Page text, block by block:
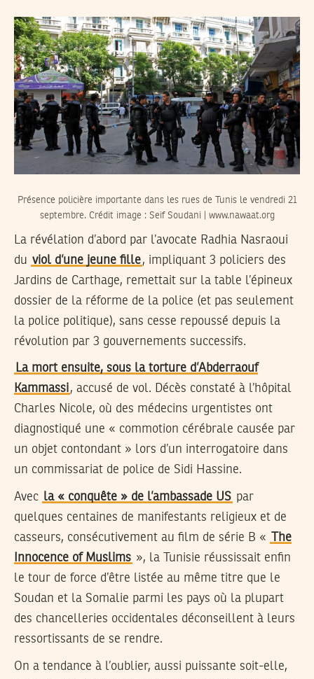
Présence policière importante dans les rues de Tunis le vendredi 21
septembre. Crédit image : Seif Soudani | www.nawaat.org
La révélation d’abord par l’avocate Radhia Nasraoui
du viol d’une jeune fille, impliquant 3 policiers des
Jardins de Carthage, remettait sur la table l’épineux
dossier de la réforme de la police (et pas seulement
la police politique), sans cesse repoussé depuis la
révolution par 3 gouvernements successifs.
La mort ensuite, sous la torture d’Abderraouf
Kammassi, accusé de vol. Décès constaté à l’hôpital
Charles Nicole, où des médecins urgentistes ont
diagnostiqué une « commotion cérébrale causée par
un objet contondant » lors d’un interrogatoire dans
un commissariat de police de Sidi Hassine.
Avec la « conquête » de l’ambassade US par
quelques centaines de manifestants religieux et de
casseurs, consécutivement au film de série B «
The
Innocence of Muslims », la Tunisie réussissait enfin
le tour de force d’être listée au même titre que le
Soudan et la Somalie parmi les pays où la plupart
des chancelleries occidentales déconseillent à leurs
ressortissants de se rendre.
On a tendance à l’oublier, aussi puissante soit-elle,